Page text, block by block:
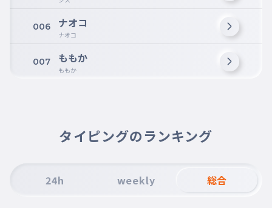
006 ナオコ
ナオコ
007 ももか
ももか
タイピングのランキング
24h weekly 総合